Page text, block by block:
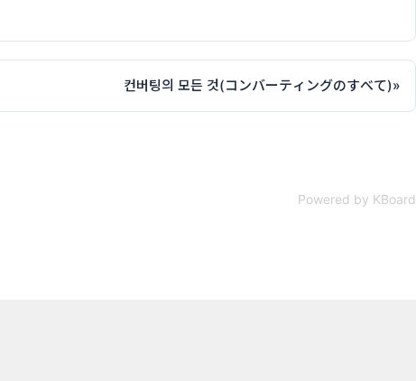
컨버팅의 모든 것(コンバーティングのすべて)»
Powered by KBoard